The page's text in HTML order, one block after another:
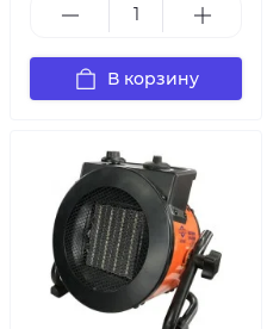
В корзину